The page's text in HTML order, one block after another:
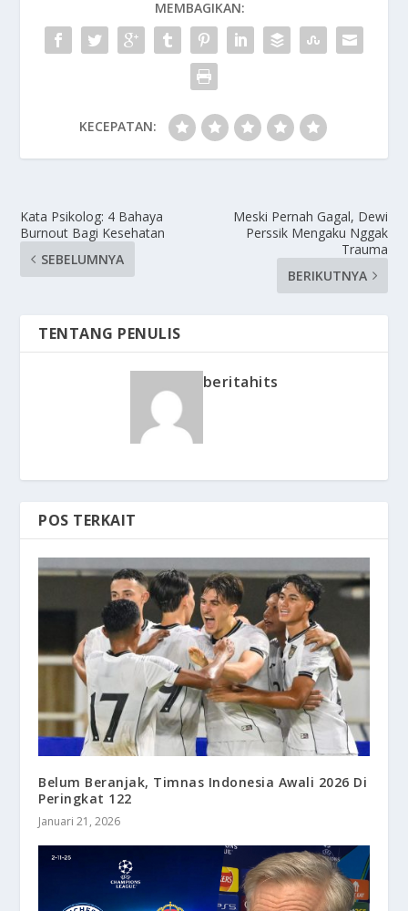
MEMBAGIKAN:
KECEPATAN:
Kata Psikolog: 4 Bahaya
Burnout Bagi Kesehatan
SEBELUMNYA
Meski Pernah Gagal, Dewi
Perssik Mengaku Nggak
Trauma
BERIKUTNYA
TENTANG PENULIS
beritahits
POS TERKAIT
Belum Beranjak, Timnas Indonesia Awali 2026 Di
Peringkat 122
Januari 21, 2026